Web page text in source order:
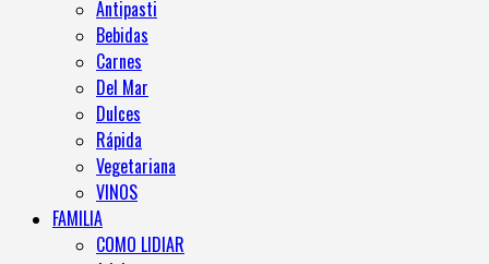
Antipasti
Bebidas
Carnes
Del Mar
Dulces
Rápida
Vegetariana
VINOS
FAMILIA
COMO LIDIAR